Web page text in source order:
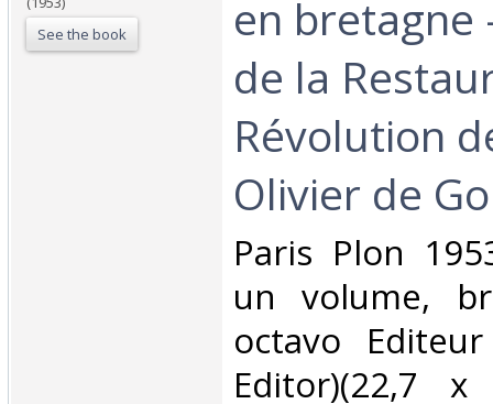
See the book
en bretagne
de la
Révolution
Olivier de
‎Paris Plon
un volume,
octavo
Editor)(22,7